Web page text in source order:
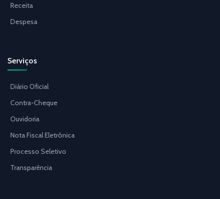
Receita
Despesa
Serviços
Diário Oficial
Contra-Cheque
Ouvidoria
Nota Fiscal Eletrônica
Processo Seletivo
Transparência